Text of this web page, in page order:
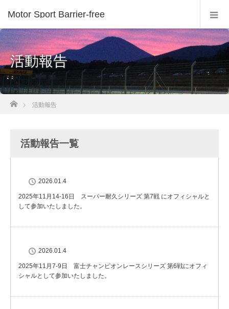
Motor Sport Barrier-free
活動報告
ホーム
活動報告
活動報告一覧
2026.01.4
2025年11月14-16日 スーパー耐久シリーズ 第7戦 にオフィシャルと
して参加いたしました。
2026.01.4
2025年11月7-9日 富士チャンピオンレースシリーズ 第6戦にオフィ
シャルとして参加いたしました。